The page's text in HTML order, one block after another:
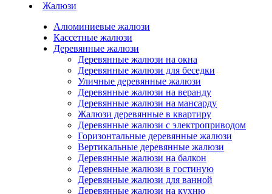
Жалюзи
Алюминиевые жалюзи
Кассетные жалюзи
Деревянные жалюзи
Деревянные жалюзи на окна
Деревянные жалюзи для беседки
Уличные деревянные жалюзи
Деревянные жалюзи на веранду
Деревянные жалюзи на мансарду
Жалюзи деревянные в квартиру
Деревянные жалюзи с электроприводом
Горизонтальные деревянные жалюзи
Вертикальные деревянные жалюзи
Деревянные жалюзи на балкон
Деревянные жалюзи в гостиную
Деревянные жалюзи для ванной
Деревянные жалюзи на кухню